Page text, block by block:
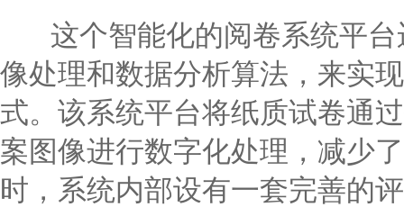
这个智能化的阅卷系统平台
像处理和数据分析算法，来实
式。该系统平台将纸质试卷通
案图像进行数字化处理，减少
时，系统内部设有一套完善的